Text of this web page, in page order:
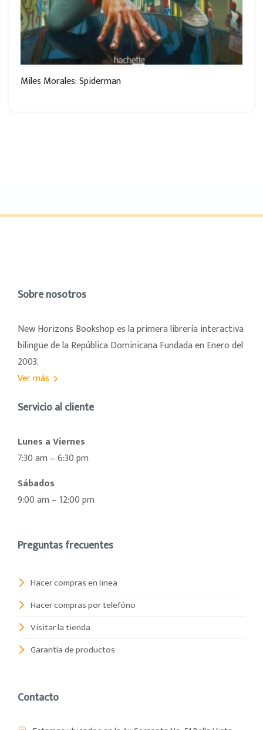
Miles Morales: Spiderman
Sobre nosotros
New Horizons Bookshop es la primera librería interactiva
bilingüe de la República Dominicana Fundada en Enero del
2003.
Ver más
Servicio al cliente
Lunes a Viernes
7:30 am – 6:30 pm
Sábados
9:00 am – 12:00 pm
Preguntas frecuentes
Hacer compras en linea
Hacer compras por telefóno
Visitar la tienda
Garantía de productos
Contacto